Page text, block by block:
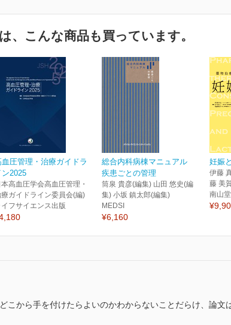
、こんな商品も買っています。
血圧管理・治療ガイドラ
ン2025
本高血圧学会高血圧管理・
ガイドライン委員会(編)
イフサイエンス出版
総合内科病棟マニュアル
疾患ごとの管理
筒泉 貴彦(編集) 山田 悠史(編
集) 小坂 鎮太郎(編集)
MEDSI
¥6,160
妊娠
伊藤
藤 美
南山堂
こから手を付けたらよいのかわからないことだらけ、論